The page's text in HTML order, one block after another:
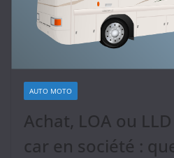
AUTO MOTO
Achat, LOA ou
car en société :